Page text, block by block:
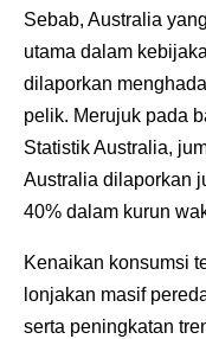
Sebab, Australia
utama dalam
dilaporkan
pelik. Merujuk pada
Statistik Australia,
Australia dilaporkan
40% dalam kurun
Kenaikan konsumsi
lonjakan masif
serta peningkatan